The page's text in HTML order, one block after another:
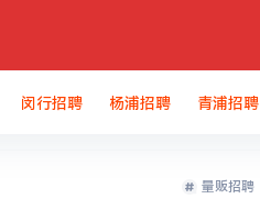
闵行招聘 杨浦招聘 青浦招聘
量贩招聘